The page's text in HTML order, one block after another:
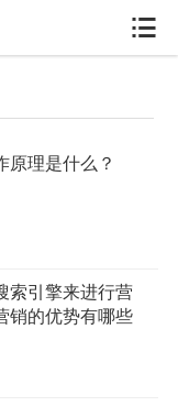

原理是什么？
索引擎来进行营
销的优势有哪些